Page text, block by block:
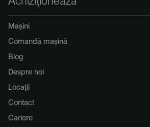
Mașini
Comandă mașină
Blog
Despre noi
Locații
Contact
Cariere